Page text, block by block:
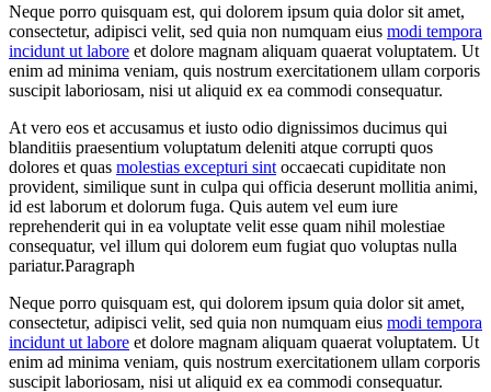
Neque porro quisquam est, qui dolorem ipsum quia dolor sit amet,
consectetur, adipisci velit, sed quia non numquam eius modi tempora
incidunt ut labore et dolore magnam aliquam quaerat voluptatem. Ut
enim ad minima veniam, quis nostrum exercitationem ullam corporis
suscipit laboriosam, nisi ut aliquid ex ea commodi consequatur.
At vero eos et accusamus et iusto odio dignissimos ducimus qui
blanditiis praesentium voluptatum deleniti atque corrupti quos
dolores et quas molestias excepturi sint occaecati cupiditate non
provident, similique sunt in culpa qui officia deserunt mollitia animi,
id est laborum et dolorum fuga. Quis autem vel eum iure
reprehenderit qui in ea voluptate velit esse quam nihil molestiae
consequatur, vel illum qui dolorem eum fugiat quo voluptas nulla
pariatur.Paragraph
Neque porro quisquam est, qui dolorem ipsum quia dolor sit amet,
consectetur, adipisci velit, sed quia non numquam eius modi tempora
incidunt ut labore et dolore magnam aliquam quaerat voluptatem. Ut
enim ad minima veniam, quis nostrum exercitationem ullam corporis
suscipit laboriosam, nisi ut aliquid ex ea commodi consequatur.